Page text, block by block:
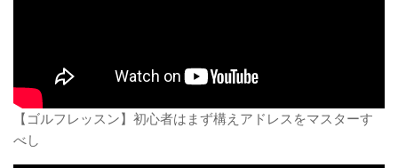
【ゴルフレッスン】初心者はまず構えアドレスをマスターす
べし